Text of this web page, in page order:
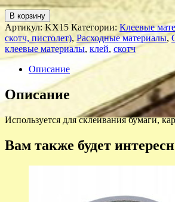
В корзину
Артикул: KX15 Категории: Клеевые
скотч, пистолет), Расходные материалы,
клеевые материалы, клей, скотч
Описание
Описание
Используется для склеивания бумаги,
Вам также будет